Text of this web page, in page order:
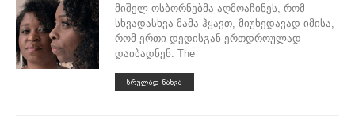
მიშელ ოსბორნებმა აღმოაჩინეს, რომ
სხვადასხვა მამა ჰყავთ, მიუხედავად იმისა,
რომ ერთი დედისგან ერთდროულად
დაიბადნენ. The
ᲡᲠᲣᲚᲐᲓ ᲜᲐᲮᲕᲐ